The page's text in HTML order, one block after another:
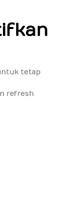
tetap
refresh